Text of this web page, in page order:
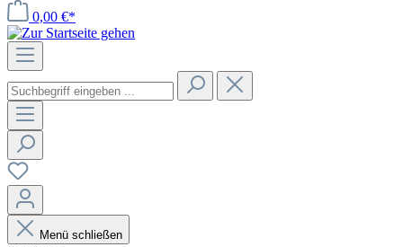
0,00 €*
Menü schließen